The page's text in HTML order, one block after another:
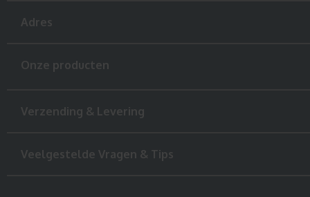
Adres
Onze producten
Verzending & Levering
Veelgestelde Vragen & Tips